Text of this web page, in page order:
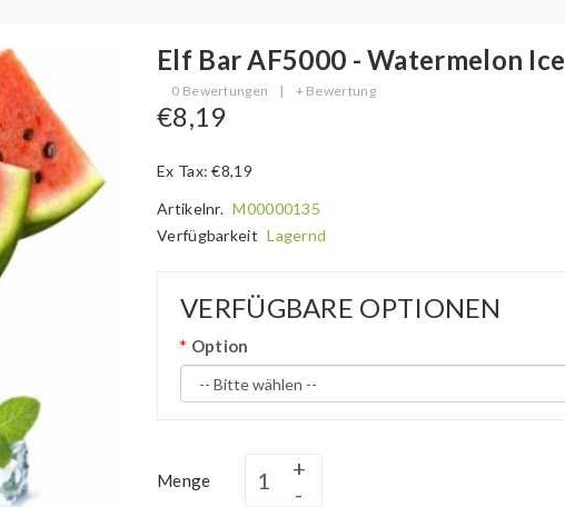
Elf Bar AF5000 - Watermelon Ice
0 Bewertungen | + Bewertung
€8,19
Ex Tax: €8,19
Artikelnr. M00000135
Verfügbarkeit Lagernd
VERFÜGBARE OPTIONEN
Option
Menge